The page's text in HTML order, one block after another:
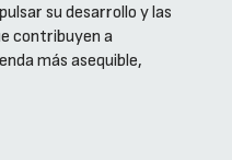
su desarrollo y las
contribuyen a
más asequible,